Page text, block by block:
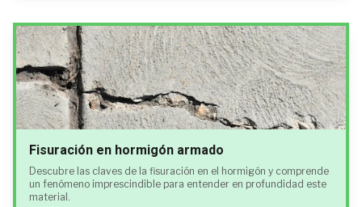
Fisuración en hormigón armado
Descubre las claves de la fisuración en el hormigón y comprende
un fenómeno imprescindible para entender en profundidad este
material.